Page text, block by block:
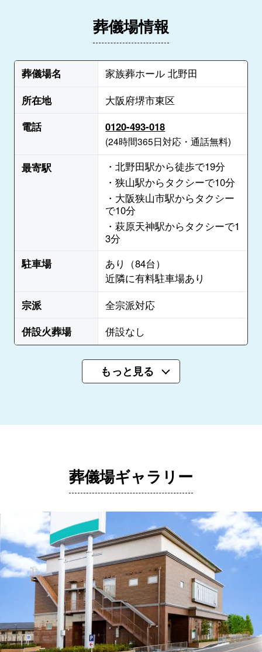
葬儀場情報
葬儀場名
家族葬ホール 北野田
所在地
大阪府堺市東区
電話
0120-493-018
(24時間365日対応・通話無料)
最寄駅
・北野田駅から徒歩で19分
・狭山駅からタクシーで10分
・大阪狭山市駅からタクシー
で10分
・萩原天神駅からタクシーで1
3分
駐車場
あり（84台）
近隣に有料駐車場あり
宗派
全宗派対応
併設火葬場
併設なし
もっと見る
葬儀場ギャラリー